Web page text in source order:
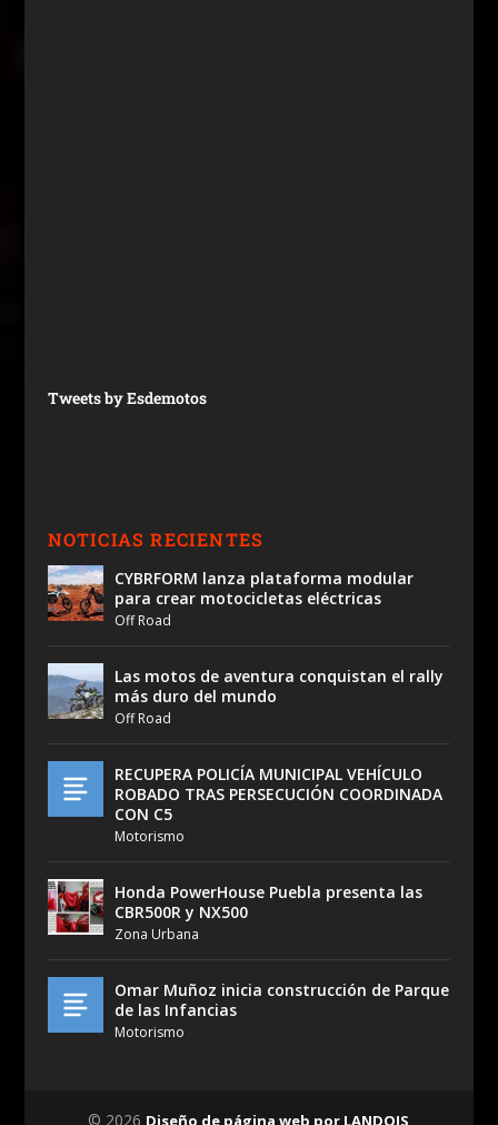
Tweets by Esdemotos
NOTICIAS RECIENTES
CYBRFORM lanza plataforma modular
para crear motocicletas eléctricas
Off Road
Las motos de aventura conquistan el rally
más duro del mundo
Off Road
RECUPERA POLICÍA MUNICIPAL VEHÍCULO
ROBADO TRAS PERSECUCIÓN COORDINADA
CON C5
Motorismo
Honda PowerHouse Puebla presenta las
CBR500R y NX500
Zona Urbana
Omar Muñoz inicia construcción de Parque
de las Infancias
Motorismo
© 2026